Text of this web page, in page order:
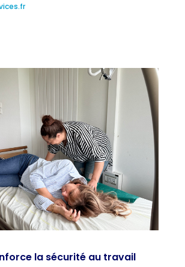
la sécurité au travail